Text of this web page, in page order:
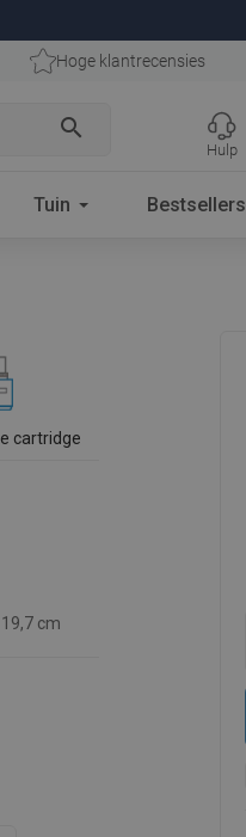
Hoge klantrecensies
search
Hulp
Tuin Bestsellers
cartridge
19,7 cm